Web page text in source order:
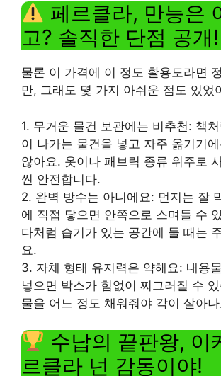
페르클라, 만능은
고? 솔직한 단점 공개!
물론 이 가격에 이 정도 활용도라면
만, 그래도 몇 가지 아쉬운 점도 있었
1. 무거운 물건 보관에는 비추천: 책
이 나가는 물건을 넣고 자주 옮기기
않아요. 옷이나 패브릭 종류 위주로
씬 안전합니다.
2. 완벽 방수는 아니에요: 먼지는 잘
에 직접 닿으면 안쪽으로 스며들 수
다처럼 습기가 있는 공간에 둘 때는
요.
3. 자체 형태 유지력은 약해요: 내용
넣으면 박스가 힘없이 찌그러질 수
물을 어느 정도 채워줘야 각이 살아
수납의 끝판왕, 이
르클라 넌 감동이야!